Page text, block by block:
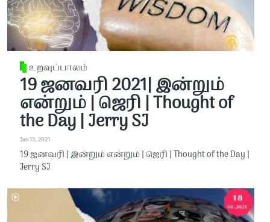
உறவுப்பாலம்
19 ஜனவரி 2021| இன்றும்
என்றும் | ஜெரி | Thought of
the Day | Jerry SJ
Jan 13, 2021
19 ஜனவரி | இன்றும் என்றும் | ஜெரி | Thought of the Day |
Jerry SJ